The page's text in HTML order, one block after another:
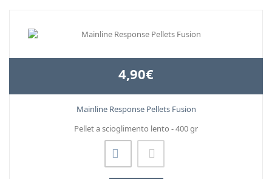
4,90€
Mainline Response Pellets Fusion
Pellet a scioglimento lento - 400 gr